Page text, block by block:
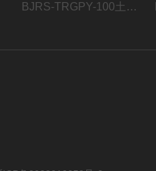
BJRS-TRGPY-100土壤养分快速检测光谱仪